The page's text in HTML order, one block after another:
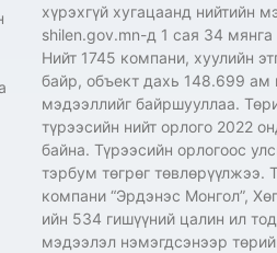
хүрэхгүй хугацаанд нийтийн
shilen.gov.mn-д 1 сая 34 мянга
Нийт 1745 компани, хуулийн
байр, объект дахь 148.699 ам
мэдээллийг байршууллаа.
түрээсийн нийт орлого 2022
байна. Түрээсийн орлогоос
тэрбум төгрөг төвлөрүүлжээ.
компани “Эрдэнэс Монгол”,
ийн 534 гишүүний цалин ил
мэдээлэл нэмэгдсэнээр